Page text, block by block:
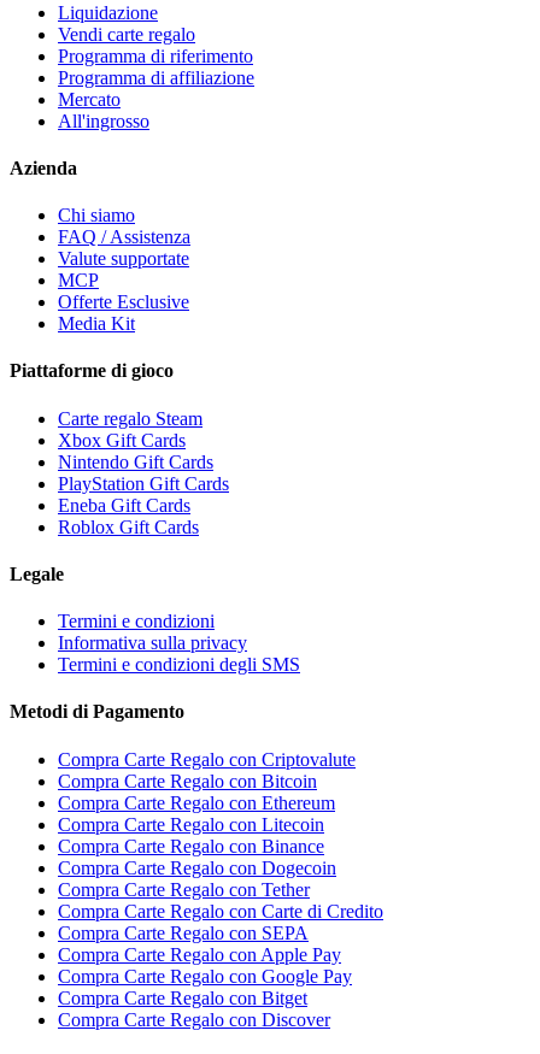
Liquidazione
Vendi carte regalo
Programma di riferimento
Programma di affiliazione
Mercato
All'ingrosso
Azienda
Chi siamo
FAQ / Assistenza
Valute supportate
MCP
Offerte Esclusive
Media Kit
Piattaforme di gioco
Carte regalo Steam
Xbox Gift Cards
Nintendo Gift Cards
PlayStation Gift Cards
Eneba Gift Cards
Roblox Gift Cards
Legale
Termini e condizioni
Informativa sulla privacy
Termini e condizioni degli SMS
Metodi di Pagamento
Compra Carte Regalo con Criptovalute
Compra Carte Regalo con Bitcoin
Compra Carte Regalo con Ethereum
Compra Carte Regalo con Litecoin
Compra Carte Regalo con Binance
Compra Carte Regalo con Dogecoin
Compra Carte Regalo con Tether
Compra Carte Regalo con Carte di Credito
Compra Carte Regalo con SEPA
Compra Carte Regalo con Apple Pay
Compra Carte Regalo con Google Pay
Compra Carte Regalo con Bitget
Compra Carte Regalo con Discover